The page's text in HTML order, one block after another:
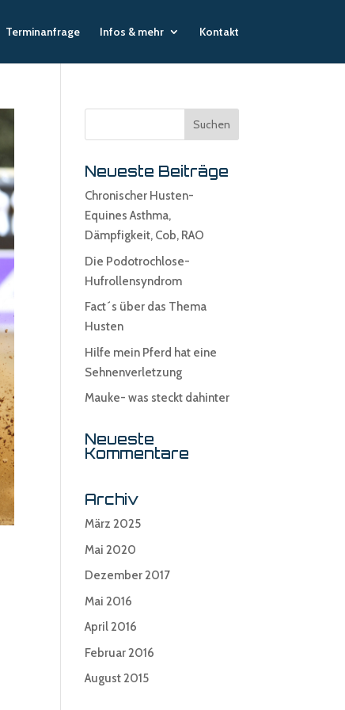
Terminanfrage Infos & mehr Kontakt
Neueste Beiträge
Chronischer Husten-
Equines Asthma,
Dämpfigkeit, Cob, RAO
Die Podotrochlose-
Hufrollensyndrom
Fact´s über das Thema
Husten
Hilfe mein Pferd hat eine
Sehnenverletzung
Mauke- was steckt dahinter
Neueste
Kommentare
Archiv
März 2025
Mai 2020
Dezember 2017
Mai 2016
April 2016
Februar 2016
August 2015